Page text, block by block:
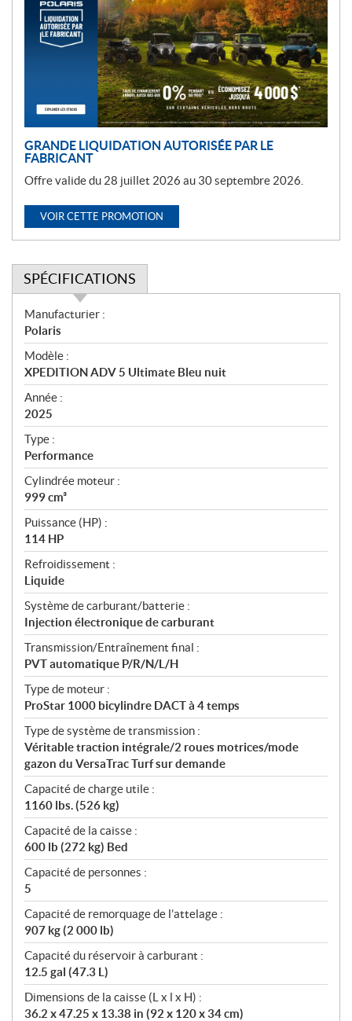
GRANDE LIQUIDATION AUTORISÉE PAR LE
FABRICANT
Offre valide du 28 juillet 2026 au 30 septembre 2026.
VOIR CETTE PROMOTION
SPÉCIFICATIONS
S
p
é
c
i
f
i
c
a
t
i
o
n
s
Manufacturier :
Polaris
Modèle :
XPEDITION ADV 5 Ultimate Bleu nuit
Année :
2025
Type :
Performance
Cylindrée moteur :
999 cm³
Puissance (HP) :
114 HP
Refroidissement :
Liquide
Système de carburant/batterie :
Injection électronique de carburant
Transmission/Entraînement final :
PVT automatique P/R/N/L/H
Type de moteur :
ProStar 1000 bicylindre DACT à 4 temps
Type de système de transmission :
Véritable traction intégrale/2 roues motrices/mode
gazon du VersaTrac Turf sur demande
Capacité de charge utile :
1160 lbs. (526 kg)
Capacité de la caisse :
600 lb (272 kg) Bed
Capacité de personnes :
5
Capacité de remorquage de l’attelage :
907 kg (2 000 lb)
Capacité du réservoir à carburant :
12.5 gal (47.3 L)
Dimensions de la caisse (L x l x H) :
36.2 x 47.25 x 13.38 in (92 x 120 x 34 cm)